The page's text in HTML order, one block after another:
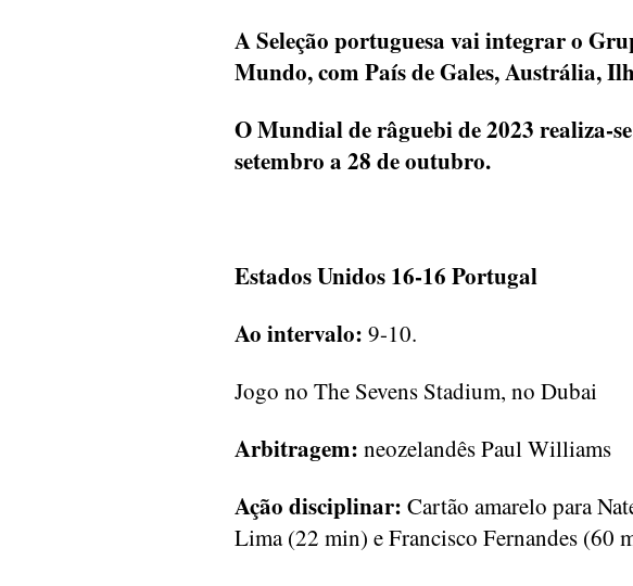
A Seleção portuguesa vai integrar o
Mundo, com País de Gales, Austrália,
O Mundial de râguebi de 2023 realiza-
setembro a 28 de outubro.
Estados Unidos 16-16 Portugal
Ao intervalo: 9-10.
Jogo no The Sevens Stadium, no Dubai
Arbitragem: neozelandês Paul Williams
Ação disciplinar: Cartão amarelo para
Lima (22 min) e Francisco Fernandes (60